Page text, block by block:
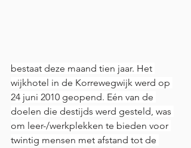
bestaat deze maand tien jaar. Het
wijkhotel in de Korrewegwijk werd op
24 juni 2010 geopend. Eén van de
doelen die destijds werd gesteld, was
om leer-/werkplekken te bieden voor
twintig mensen met afstand tot de